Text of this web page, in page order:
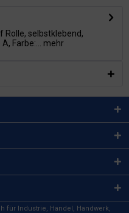
Rolle, selbstklebend,
Farbe:...
mehr
für Industrie, Handel, Handwerk,